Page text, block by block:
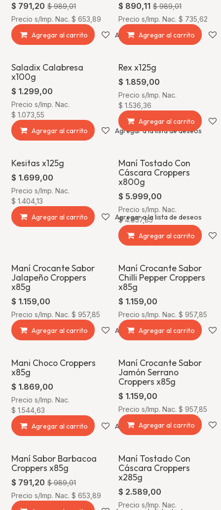
$ 791,20 $989,01
Precio s/Imp. Nac. $ 653,89
Agregar al carrito Agregar a la lista de deseos
$ 890,11 $989,01
Precio s/Imp. Nac. $ 735,62
Agregar al carrito
Saladix Calabresa
x100g
$ 1.299,00
Precio s/Imp. Nac.
$ 1.073,55
Agregar al carrito Agregar a la lista de deseos
Rex x125g
$ 1.859,00
Precio s/Imp. Nac.
$ 1.536,36
Agregar al carrito
Kesitas x125g
$ 1.699,00
Precio s/Imp. Nac.
$ 1.404,13
Agregar al carrito Agregar a la lista de deseos
Maní Tostado Con
Cáscara Croppers
x800g
$ 5.999,00
Precio s/Imp. Nac.
$4.957,85
Agregar al carrito
Maní Crocante Sabor
Jalapeño Croppers
x85g
$ 1.159,00
Precio s/Imp. Nac. $ 957,85
Agregar al carrito Agregar a la lista de deseos
Maní Crocante Sabor
Chilli Pepper Croppers
x85g
$ 1.159,00
Precio s/Imp. Nac. $ 957,85
Agregar al carrito
Mani Choco Croppers
x85g
$ 1.869,00
Precio s/Imp. Nac.
$ 1.544,63
Agregar al carrito Agregar a la lista de deseos
Maní Crocante Sabor
Jamón Serrano
Croppers x85g
$ 1.159,00
Precio s/Imp. Nac. $ 957,85
Agregar al carrito
¡Oferta!
Maní Sabor Barbacoa
Croppers x85g
$ 791,20 $989,01
Precio s/Imp. Nac. $ 653,89
Maní Tostado Con
Cáscara Croppers
x285g
$ 2.589,00
Precio s/Imp. Nac.